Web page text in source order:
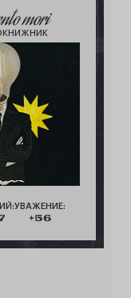
mori
УВАЖЕНИЕ:
+56